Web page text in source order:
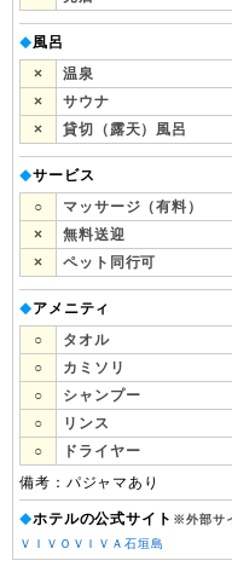
◆風呂
×
温泉
×
サウナ
×
貸切（露天）風呂
◆サービス
○
マッサージ（有料）
×
無料送迎
×
ペット同行可
◆アメニティ
○
タオル
○
カミソリ
○
シャンプー
○
リンス
○
ドライヤー
備考：パジャマあり
◆ホテルの公式サイト ※外部サ
ＶＩＶＯＶＩＶＡ石垣島